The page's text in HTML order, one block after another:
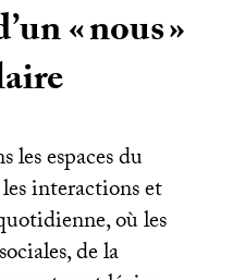
«nous»
les espaces du
interactions et
où les
de la